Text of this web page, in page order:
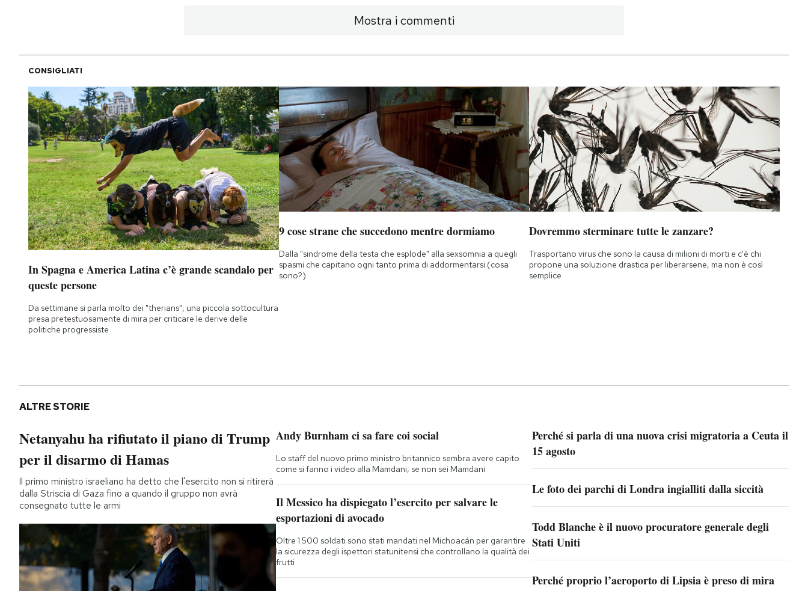
Mostra i commenti
CONSIGLIATI
In Spagna e America Latina c’è grande scandalo per
queste persone
Da settimane si parla molto dei "therians", una piccola sottocultura
presa pretestuosamente di mira per criticare le derive delle
politiche progressiste
9 cose strane che succedono mentre dormiamo
Dalla "sindrome della testa che esplode" alla sexsomnia a quegli
spasmi che capitano ogni tanto prima di addormentarsi (cosa
sono?)
Dovremmo sterminare tutte le zanzare?
Trasportano virus che sono la causa di milioni di morti e c'è chi
propone una soluzione drastica per liberarsene, ma non è così
semplice
ALTRE STORIE
Netanyahu ha rifiutato il piano di Trump
per il disarmo di Hamas
Il primo ministro israeliano ha detto che l'esercito non si ritirerà
dalla Striscia di Gaza fino a quando il gruppo non avrà
consegnato tutte le armi
Andy Burnham ci sa fare coi social
Lo staff del nuovo primo ministro britannico sembra avere capito
come si fanno i video alla Mamdani, se non sei Mamdani
Il Messico ha dispiegato l’esercito per salvare le
esportazioni di avocado
Oltre 1.500 soldati sono stati mandati nel Michoacán per garantire
la sicurezza degli ispettori statunitensi che controllano la qualità dei
frutti
Perché si parla di una nuova crisi migratoria a Ceuta il
15 agosto
Le foto dei parchi di Londra ingialliti dalla siccità
Todd Blanche è il nuovo procuratore generale degli
Stati Uniti
Perché proprio l’aeroporto di Lipsia è preso di mira